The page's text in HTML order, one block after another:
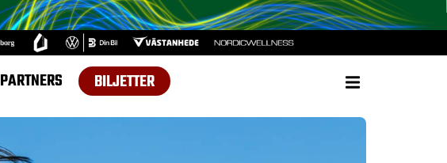
PARTNERS BILJETTER